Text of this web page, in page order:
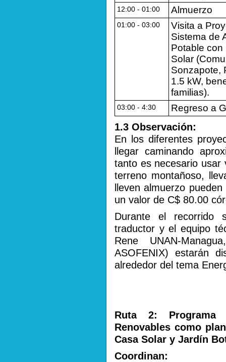
12:00 - 01:00 Almuerzo
01:00 - 03:00
Visita a
Sistema de
Potable con
Solar
Sonzapote,
1.5 kW,
familias).
03:00 - 4:30 Regreso a
1.3 Observación:
En los diferentes
llegar caminando
tanto es necesario usar
terreno montañoso,
lleven almuerzo
un valor de C$ 80.00
Durante el recorrido
traductor y el equipo
Rene UNAN-
ASOFENIX) estarán
alrededor del tema
Ruta 2: Programa
Renovables como
Casa Solar y Jardín
Coordinan: